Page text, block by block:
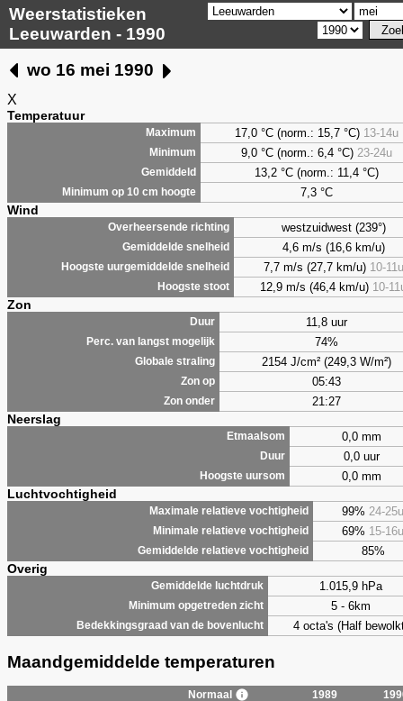
Weerstatistieken
Leeuwarden - 1990
wo 16 mei 1990
X
Temperatuur
Maximum 17,0 °C (norm.: 15,7 °C) 13-14u
Minimum 9,0 °C (norm.: 6,4 °C) 23-24u
Gemiddeld 13,2 °C (norm.: 11,4 °C)
Minimum op 10 cm hoogte 7,3 °C
Wind
Overheersende richting westzuidwest (239°)
Gemiddelde snelheid 4,6 m/s (16,6 km/u)
Hoogste uurgemiddelde snelheid 7,7 m/s (27,7 km/u) 10-11u
Hoogste stoot 12,9 m/s (46,4 km/u) 10-
Zon
Duur 11,8 uur
Perc. van langst mogelijk 74%
Globale straling 2154 J/cm² (249,3 W/m²)
Zon op 05:43
Zon onder 21:27
Neerslag
Etmaalsom 0,0 mm
Duur 0,0 uur
Hoogste uursom 0,0 mm
Luchtvochtigheid
Maximale relatieve vochtigheid 99% 24-25u
Minimale relatieve vochtigheid 69% 15-16u
Gemiddelde relatieve vochtigheid 85%
Overig
Gemiddelde luchtdruk 1.015,9 hPa
Minimum opgetreden zicht 5 - 6km
Bedekkingsgraad van de bovenlucht 4 octa's (Half
Maandgemiddelde temperaturen
Normaal 1989